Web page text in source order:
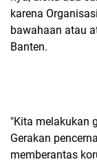
karena
bawahaan atau
Banten.
"Kita melakukan
Gerakan
memberantas